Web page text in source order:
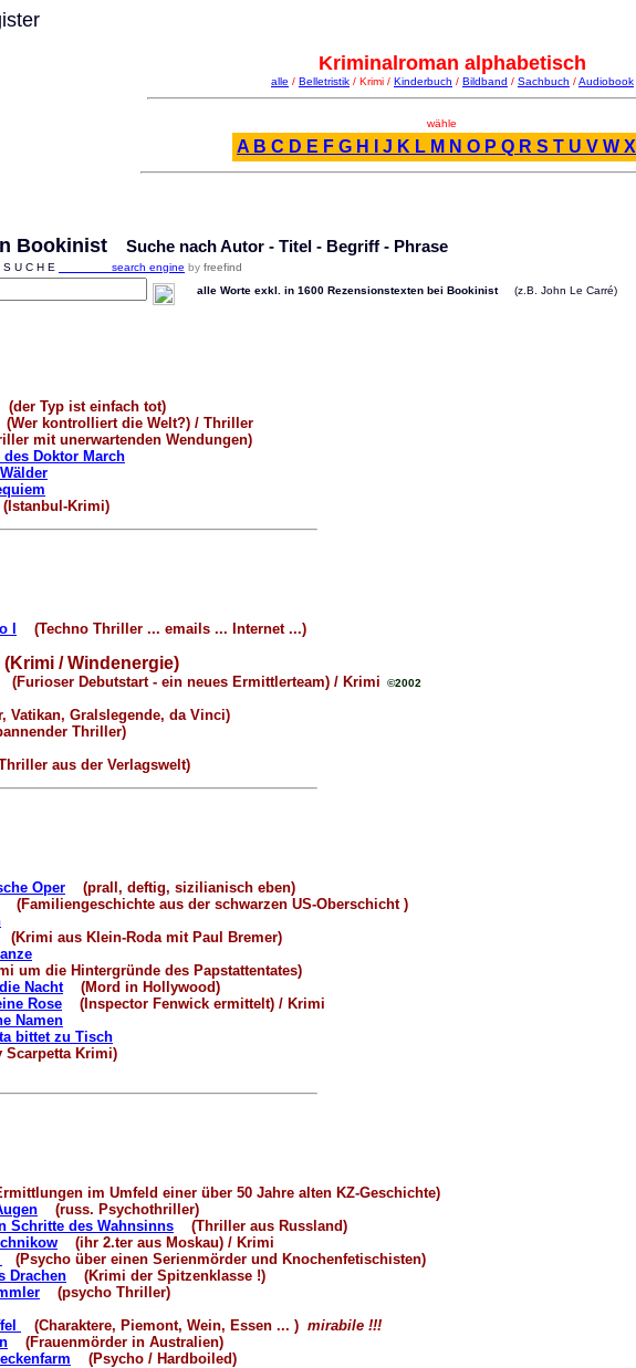
Kriminalroman alphabetisch
alle / Belletristik / Krimi / Kinderbuch / Bildband / Sachbuch /Audiobook
wähle
A B C D E F G H J K L M N O P Q R S T U V W X
Suche nach Autor - Titel - Begriff - Phrase
H E search engine by freefind
alle Worte exkl. in 1600 Rezensionstexten bei Bookinist
(z.B. John Le Carré)
(der Typ ist einfach tot)
kontrolliert die Welt?) / Thriller
mit unerwartenden Wendungen)
des Doktor March
Krimi)
l
(Techno Thriller ... emails ... Internet ...)
(Krimi / Windenergie)
(Furioser Debutstart - ein neues Ermittlerteam) / Krimi ©2002
Gralslegende, da Vinci)
Thriller)
aus der Verlagswelt)
Oper (prall, deftig, sizilianisch eben)
(Familiengeschichte aus der schwarzen US-Oberschicht )
(Krimi aus Klein-Roda mit Paul Bremer)
die Hintergründe des Papstattentates)
Nacht(Mord in Hollywood)
Rose (Inspector Fenwick ermittelt) / Krimi
Namen
bittet zu Tisch
Krimi)
im Umfeld einer über 50 Jahre alten KZ-Geschichte)
(russ. Psychothriller)
Schritte des Wahnsinns (Thriller aus Russland)
(ihr 2.ter aus Moskau) / Krimi
(Psycho über einen Serienmörder und Knochenfetischisten)
Drachen (Krimi der Spitzenklasse !)
(psycho Thriller)
(Charaktere, Piemont, Wein, Essen ... ) mirabile !!!
(Frauenmörder in Australien)
(Psycho / Hardboiled)